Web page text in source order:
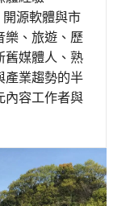
源軟體與市
樂、旅遊、歷
舊媒體人、熟
產業趨勢的半
內容工作者與